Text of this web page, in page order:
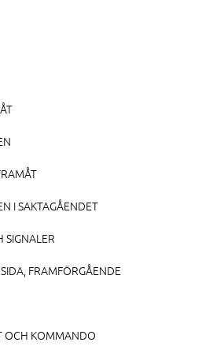
I SAKTAGÅENDET
FRAMFÖRGÅENDE
OCH KOMMANDO